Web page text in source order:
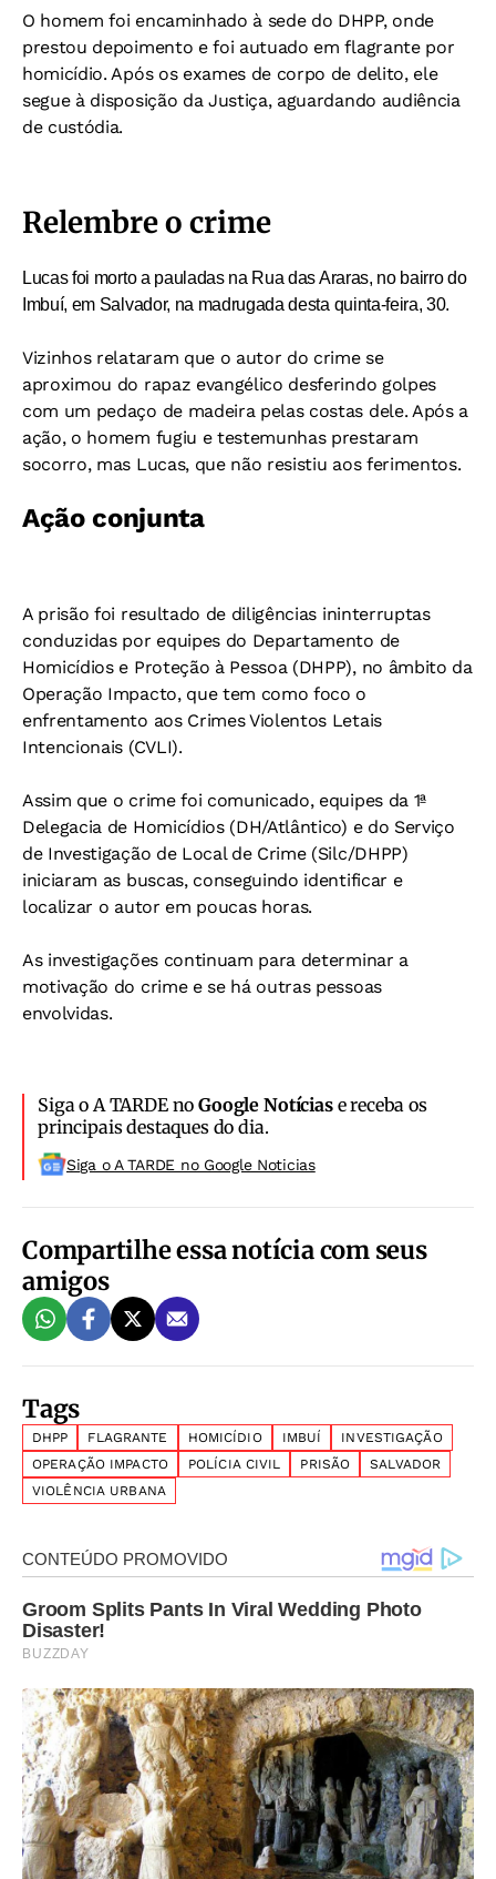
O homem foi encaminhado à sede do DHPP, onde
prestou depoimento e foi autuado em flagrante por
homicídio. Após os exames de corpo de delito, ele
segue à disposição da Justiça, aguardando audiência
de custódia.
Relembre o crime
Lucas foi morto a pauladas na Rua das Araras, no bairro do
Imbuí, em Salvador, na madrugada desta quinta-feira, 30.
Vizinhos relataram que o autor do crime se
aproximou do rapaz evangélico desferindo golpes
com um pedaço de madeira pelas costas dele. Após a
ação, o homem fugiu e testemunhas prestaram
socorro, mas Lucas, que não resistiu aos ferimentos.
Ação conjunta
A prisão foi resultado de diligências ininterruptas
conduzidas por equipes do Departamento de
Homicídios e Proteção à Pessoa (DHPP), no âmbito da
Operação Impacto, que tem como foco o
enfrentamento aos Crimes Violentos Letais
Intencionais (CVLI).
Assim que o crime foi comunicado, equipes da 1ª
Delegacia de Homicídios (DH/Atlântico) e do Serviço
de Investigação de Local de Crime (Silc/DHPP)
iniciaram as buscas, conseguindo identificar e
localizar o autor em poucas horas.
As investigações continuam para determinar a
motivação do crime e se há outras pessoas
envolvidas.
Siga o A TARDE noGoogle Notíciase receba os
principais destaques do dia.
Siga o A TARDE no Google Noticias
Compartilhe essa notícia com seus
amigos
Tags
DHPP FLAGRANTE HOMICÍDIO IMBUÍ
INVESTIGAÇÃO
OPERAÇÃO IMPACTO
POLÍCIA CIVIL PRISÃO
SALVADOR
VIOLÊNCIA URBANA